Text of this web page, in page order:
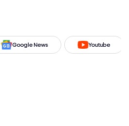
Google News Youtube